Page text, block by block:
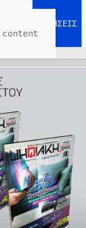
ΕΙΔΗΣΕΙΣ